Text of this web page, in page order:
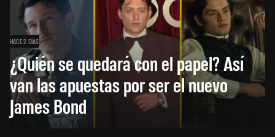
HACE 2 DÍAS
¿Quién se quedará con el papel? Así
van las apuestas por ser el nuevo
James Bond